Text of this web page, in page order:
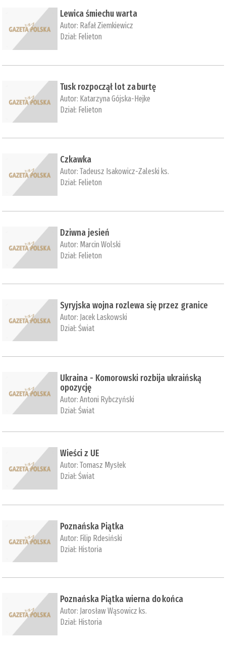
Lewica śmiechu warta
Autor: Rafał Ziemkiewicz
Dział: Felieton
Tusk rozpoczął lot za burtę
Autor: Katarzyna Gójska-Hejke
Dział: Felieton
Czkawka
Autor:Tadeusz Isakowicz-Zaleski ks.
Dział: Felieton
Dziwna jesień
Autor: Marcin Wolski
Dział: Felieton
Syryjska wojna rozlewa się przez granice
Autor: Jacek Laskowski
Dział:Świat
Ukraina - Komorowski rozbija ukraińską
opozycję
Autor:Antoni Rybczyński
Dział:Świat
Wieści z UE
Autor:Tomasz Mysłek
Dział:Świat
Poznańska Piątka
Autor: Filip Rdesiński
Dział: Historia
Poznańska Piątka wierna do końca
Autor: Jarosław Wąsowicz ks.
Dział: Historia